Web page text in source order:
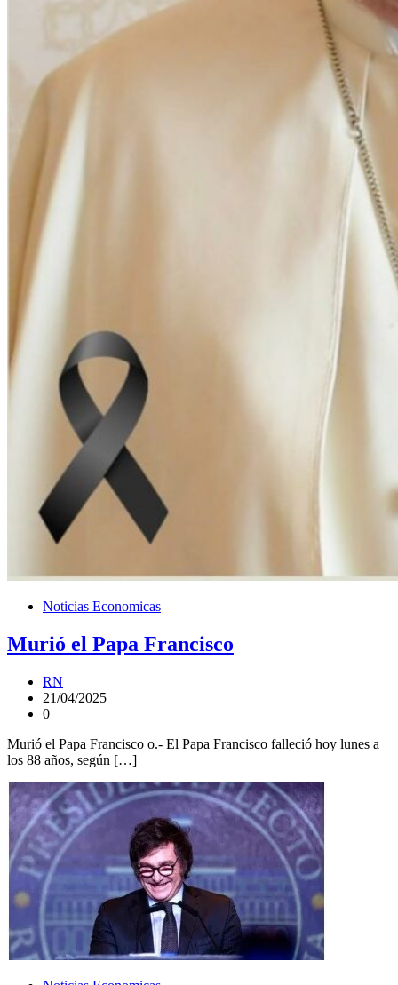
Noticias Economicas
Murió el Papa Francisco
RN
21/04/2025
0
Murió el Papa Francisco o.- El Papa Francisco falleció hoy lunes a
los 88 años, según […]